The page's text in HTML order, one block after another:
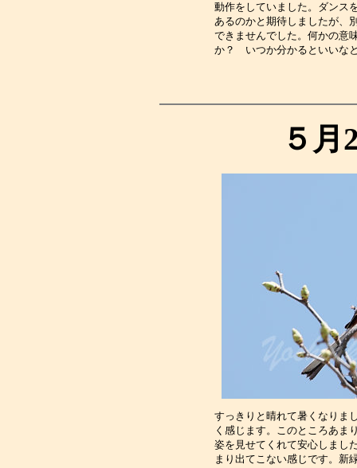
動作をしていました。ダンス
あるのかと期待しましたが、
できませんでした。何かの意
か？　いつか分
５月
すっきりと晴れて暑くなりま
く感じます。このところあま
姿を見せてくれて安心しまし
まり出てこない感じです。新